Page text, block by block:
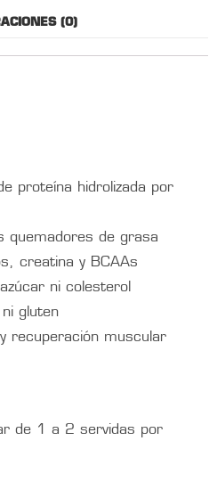
(0)
proteína hidrolizada por
quemadores de grasa
creatina y BCAAs
ni colesterol
gluten
recuperación muscular
de 1 a 2 servidas por